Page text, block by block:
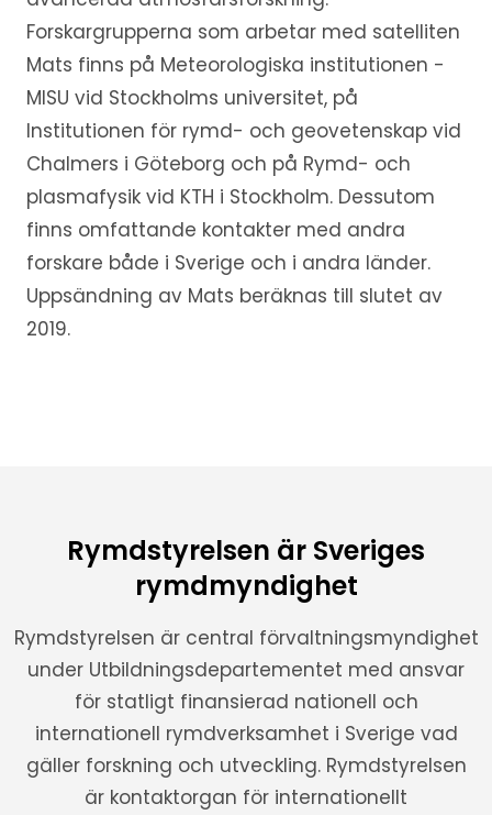
Forskargrupperna som arbetar med satelliten
Mats finns på Meteorologiska institutionen -
MISU vid Stockholms universitet, på
Institutionen för rymd- och geovetenskap vid
Chalmers i Göteborg och på Rymd- och
plasmafysik vid KTH i Stockholm. Dessutom
finns omfattande kontakter med andra
forskare både i Sverige och i andra länder.
Uppsändning av Mats beräknas till slutet av
2019.
Rymdstyrelsen är Sveriges
rymdmyndighet
Rymdstyrelsen är central förvaltningsmyndighet
under Utbildningsdepartementet med ansvar
för statligt finansierad nationell och
internationell rymdverksamhet i Sverige vad
gäller forskning och utveckling. Rymdstyrelsen
är kontaktorgan för internationellt